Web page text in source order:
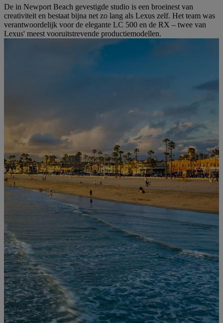
De in Newport Beach gevestigde studio is een broeinest van
creativiteit en bestaat bijna net zo lang als Lexus zelf. Het team was
verantwoordelijk voor de elegante LC 500 en de RX – twee van
Lexus' meest vooruitstrevende productiemodellen.